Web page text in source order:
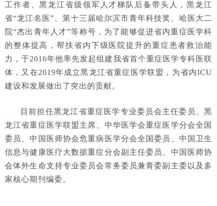
工作者、黑龙江省级领军人才梯队后备带头人，黑龙江
省“龙江名医”、第十三届哈尔滨市青年科技奖、哈医大二
院“杰出青年人才”等称号，为了能够促进省内重症医学科
的整体提高，帮扶省内下级医院提升的重症患者救治能
力，于2016年他率先发起组建我省首个重症医学专科医联
体，又在2019年成立黑龙江省重症医学联盟，为省内ICU
建设和发展做出了突出的贡献。
目前担任黑龙江省重症医学专业委员会主任委员、黑
龙江省重症医学联盟主席、中华医学会重症医学分会全国
委员、中国医师协会危重病医学分会全国委员、中国卫生
信息与健康医疗大数据重症分会副主任委员、中国医师协
会体外生命支持专业委员会常务委员兼青委副主委以及多
家核心期刊编委。